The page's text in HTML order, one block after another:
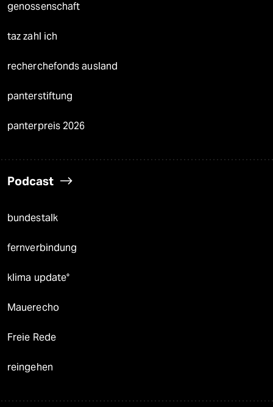
genossenschaft
taz zahl ich
recherchefonds ausland
panterstiftung
panterpreis 2026
Podcast
bundestalk
fernverbindung
klima update°
Mauerecho
Freie Rede
reingehen